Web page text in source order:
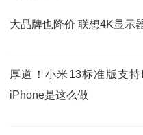
大品牌也降价 联想4K显示
厚道！小米13标准版支
iPhone是这么做